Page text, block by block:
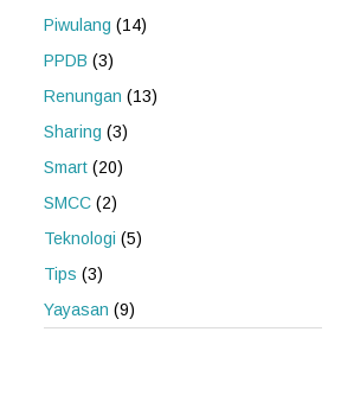
Piwulang (14)
PPDB (3)
Renungan (13)
Sharing (3)
Smart (20)
SMCC (2)
Teknologi (5)
Tips (3)
Yayasan (9)